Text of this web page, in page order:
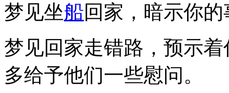
梦见坐船回家，暗示你
梦见回家走错路，预示
多给予他们一些慰问。